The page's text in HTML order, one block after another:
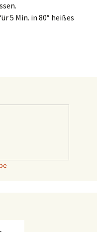
5 Min. in 80° heißes